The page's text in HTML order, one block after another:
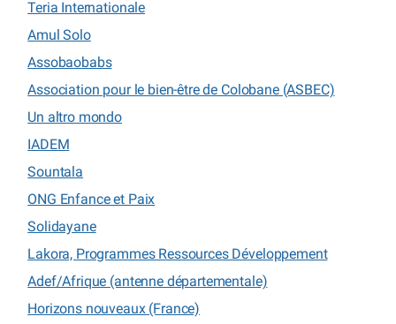
Teria Internationale
Amul Solo
Assobaobabs
Association pour le bien-être de Colobane (ASBEC)
Un altro mondo
IADEM
Sountala
ONG Enfance et Paix
Solidayane
Lakora, Programmes Ressources Développement
Adef/Afrique (antenne départementale)
Horizons nouveaux (France)